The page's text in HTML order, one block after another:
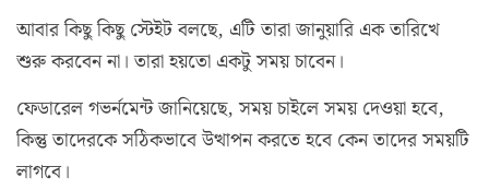
আবার কিছু কিছু স্টেইট বলছে, এটি তারা জানুয়ারি এক তারিখে
শুরু করবেন না। তারা হয়তো একটু সময় চাবেন।
ফেডারেল গভর্নমেন্ট জানিয়েছে, সময় চাইলে সময় দেওয়া হবে,
কিন্তু তাদেরকে সঠিকভাবে উত্থাপন করতে হবে কেন তাদের সময়টি
লাগবে।